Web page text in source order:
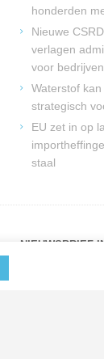
honderden
Nieuwe
verlagen
voor bedrijven
Waterstof
strategisch
EU zet in op
staal
NIEUWSBRIEF